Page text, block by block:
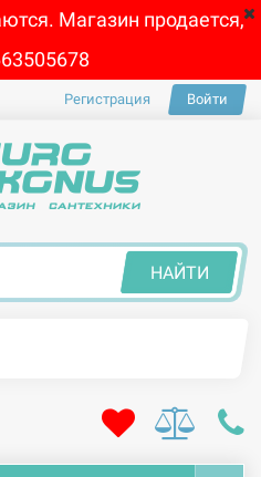
Магазин продается,
Регистрация Войти
НАЙТИ